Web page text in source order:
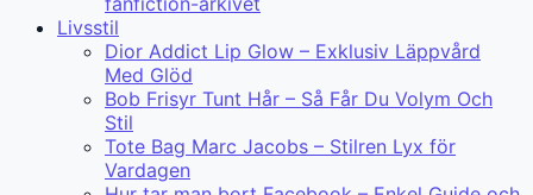
Livsstil
Dior Addict Lip Glow – Exklusiv Läppvård
Med Glöd
Bob Frisyr Tunt Hår – Så Får Du Volym Och
Stil
Tote Bag Marc Jacobs – Stilren Lyx för
Vardagen